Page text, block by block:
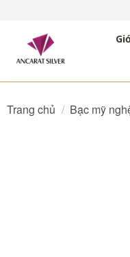
dung
Trang chủ / Bạc mỹ